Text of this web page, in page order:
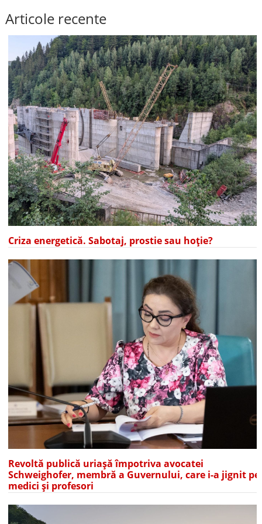
Articole recente
Criza energetică. Sabotaj, prostie sau hoție?
Revoltă publică uriașă împotriva avocatei
Schweighofer, membră a Guvernului, care i-a jignit pe
medici și profesori